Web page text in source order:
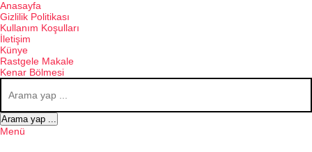
Anasayfa
Gizlilik Politikası
Kullanım Koşulları
İletişim
Künye
Rastgele Makale
Kenar Bölmesi
Arama yap ...
Menü